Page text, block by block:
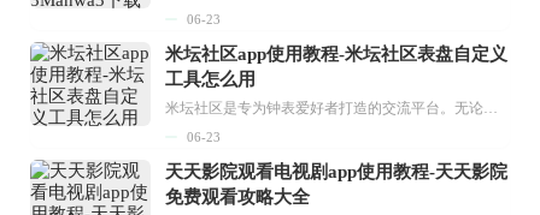
06-23
米坛社区app使用教程-米坛社区表盘自定义
工具怎么用
米坛社区是专为钟表爱好者打造的交流平台。无论你是初涉钟表领域的普通爱好者，还是拥有多年收藏经验的资深玩家，都能在此找到属于自己的天地。 无需注册，就能轻松参与其中。通过专业的讨论论坛与丰富的交互功能，你可与世界各地的钟表爱好者畅快交流。若你钟情于钟表，米坛社区无疑是值得一试的理想之选。在这里，你能获取最新的手表资讯，交流见解，提升鉴赏品味，让每一块手表都成为收藏故事中重要的一部分。感兴趣的朋友，不要错过下载机会。...
06-23
天天影院观看电视剧app使用教程-天天影院
免费观看攻略大全